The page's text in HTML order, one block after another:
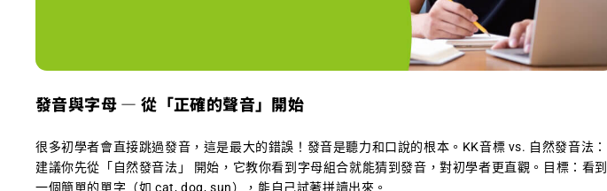
發音與字母 — 從「正確的聲音」開始
很多初學者會直接跳過發音，這是最大的錯誤！發音是聽力和口說的根本。KK音標 vs. 自然發音法：
建議你先從「自然發音法」 開始，它教你看到字母組合就能猜到發音，對初學者更直觀。目標：看到
一個簡單的單字（如 cat, dog, sun），能自己試著拼讀出來。